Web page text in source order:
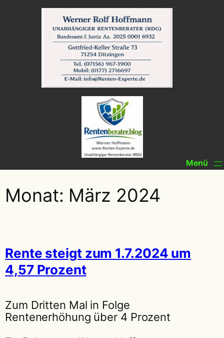
Monat: März 2024
Rente steigt zum 1.7.2024 um
4,57 Prozent
Zum Dritten Mal in Folge
Rentenerhöhung über 4 Prozent